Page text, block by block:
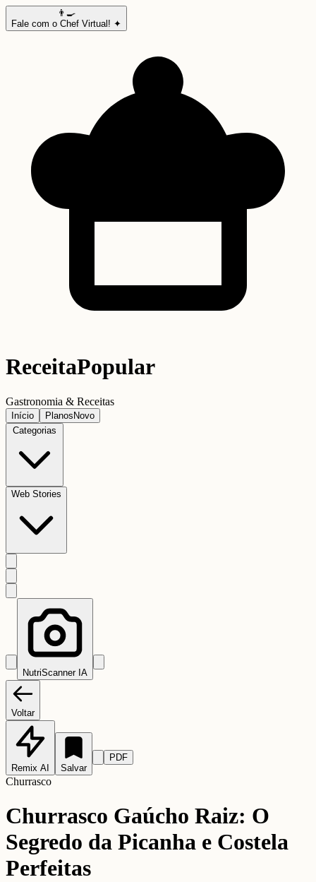
👨‍🍳
Fale com o Chef Virtual! ✦
ReceitaPopular
Gastronomia & Receitas
Início Planos Novo
Categorias
Web Stories
NutriScanner IA
Voltar
Remix AI Salvar
PDF
Churrasco
Churrasco Gaúcho Raiz: O
Segredo da Picanha e Costela
Perfeitas